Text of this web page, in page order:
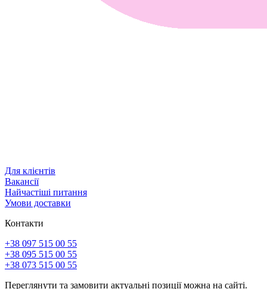
Для клієнтів
Вакансії
Найчастіші питання
Умови доставки
Контакти
+38 097 515 00 55
+38 095 515 00 55
+38 073 515 00 55
Переглянути та замовити актуальні позиції можна на сайті.